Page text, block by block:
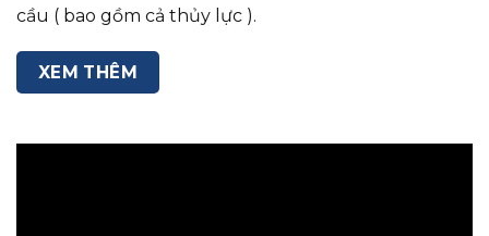
cầu ( bao gồm cả thủy lực ).
XEM THÊM